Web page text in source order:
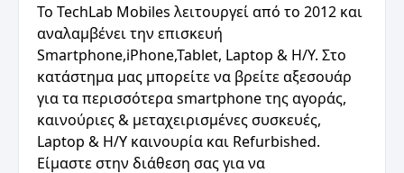
Το TechLab Mobiles λειτουργεί από το 2012 και
αναλαμβένει την επισκευή
Smartphone,iPhone,Tablet, Laptop & H/Y. Στο
κατάστημα μας μπορείτε να βρείτε αξεσουάρ
για τα περισσότερα smartphone της αγοράς,
καινούριες & μεταχειρισμένες συσκευές,
Laptop & H/Y καινουρία και Refurbished.
Είμαστε στην διάθεση σας για να